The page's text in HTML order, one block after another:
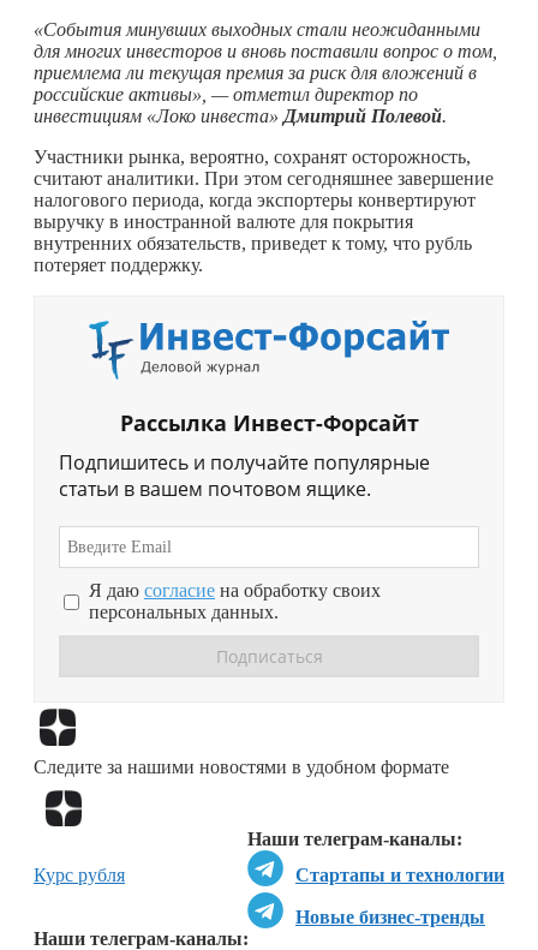
«События минувших выходных стали неожиданными
для многих инвесторов и вновь поставили вопрос о том,
приемлема ли текущая премия за риск для вложений в
российские активы», — отметил директор по
инвестициям «Локо инвеста» Дмитрий Полевой.
Участники рынка, вероятно, сохранят осторожность,
считают аналитики. При этом сегодняшнее завершение
налогового периода, когда экспортеры конвертируют
выручку в иностранной валюте для покрытия
внутренних обязательств, приведет к тому, что рубль
потеряет поддержку.
Рассылка Инвест-Форсайт
Подпишитесь и получайте популярные
статьи в вашем почтовом ящике.
Я даю согласие на обработку своих
персональных данных.
Следите за нашими новостями в удобном формате
Наши телеграм-каналы:
Стартапы и технологии
Новые бизнес-тренды
Наши телеграм-каналы:
Курс рубля